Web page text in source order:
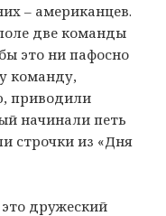
– американцев.
две команды
это ни пафосно
команду,
приводили
начинали петь
строчки из «Дня
дружеский